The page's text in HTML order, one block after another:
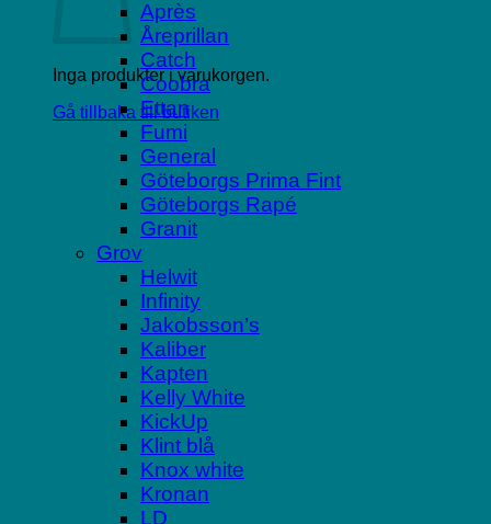
Inga produkter i varukorgen.
Gå tillbaka till butiken
Après
Åreprillan
Catch
Coobra
Ettan
Fumi
General
Göteborgs Prima Fint
Göteborgs Rapé
Granit
Grov
Helwit
Infinity
Jakobsson’s
Kaliber
Kapten
Kelly White
KickUp
Klint blå
Knox white
Kronan
LD